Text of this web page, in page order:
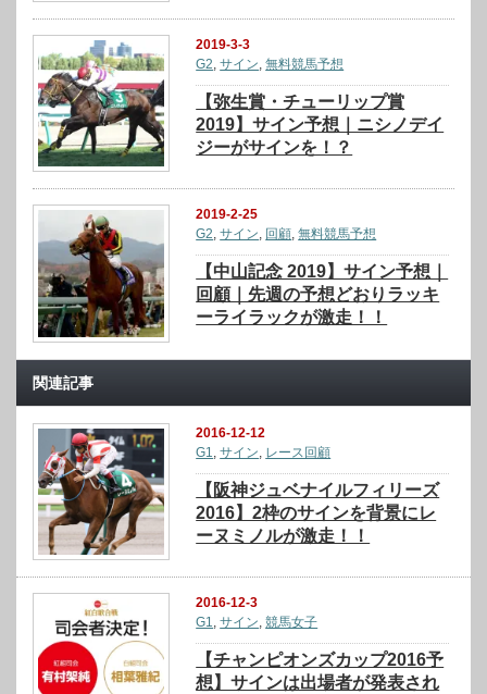
2019-3-3
G2,サイン,無料競馬予想
【弥生賞・チューリップ賞
2019】サイン予想｜ニシノデイ
ジーがサインを！？
2019-2-25
G2,サイン, 回顧,無料競馬予想
【中山記念 2019】サイン予想｜
回顧｜先週の予想どおりラッキ
ーライラックが激走！！
関連記事
2016-12-12
G1,サイン, レース回顧
【阪神ジュベナイルフィリーズ
2016】2枠のサインを背景にレ
ーヌミノルが激走！！
2016-12-3
G1,サイン,競馬女子
【チャンピオンズカップ2016予
想】サインは出場者が発表され